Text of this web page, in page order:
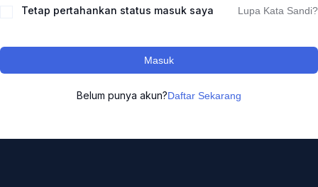
Tetap pertahankan status masuk saya Lupa Kata Sandi?
Masuk
Belum punya akun?Daftar Sekarang